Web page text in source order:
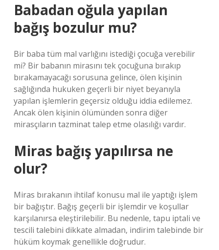
Babadan oğula yapılan
bağış bozulur mu?
Bir baba tüm mal varlığını istediği çocuğa verebilir
mi? Bir babanın mirasını tek çocuğuna bırakıp
bırakamayacağı sorusuna gelince, ölen kişinin
sağlığında hukuken geçerli bir niyet beyanıyla
yapılan işlemlerin geçersiz olduğu iddia edilemez.
Ancak ölen kişinin ölümünden sonra diğer
mirasçıların tazminat talep etme olasılığı vardır.
Miras bağış yapılırsa ne
olur?
Miras bırakanın ihtilaf konusu mal ile yaptığı işlem
bir bağıştır. Bağış geçerli bir işlemdir ve koşullar
karşılanırsa eleştirilebilir. Bu nedenle, tapu iptali ve
tescili talebini dikkate almadan, indirim talebinde bir
hüküm koymak genellikle doğrudur.